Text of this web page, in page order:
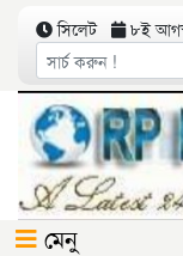
সিলেট ৮ই
মেনু